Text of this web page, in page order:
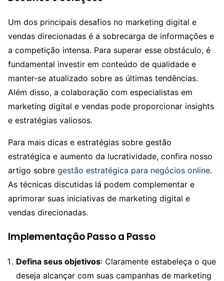
Um dos principais desafios no marketing digital e
vendas direcionadas é a sobrecarga de informações e
a competição intensa. Para superar esse obstáculo, é
fundamental investir em conteúdo de qualidade e
manter-se atualizado sobre as últimas tendências.
Além disso, a colaboração com especialistas em
marketing digital e vendas pode proporcionar insights
e estratégias valiosos.
Para mais dicas e estratégias sobre gestão
estratégica e aumento da lucratividade, confira nosso
artigo sobre gestão estratégica para negócios online.
As técnicas discutidas lá podem complementar e
aprimorar suas iniciativas de marketing digital e
vendas direcionadas.
Implementação Passo a Passo
Defina seus objetivos: Claramente estabeleça o que
deseja alcançar com suas campanhas de marketing